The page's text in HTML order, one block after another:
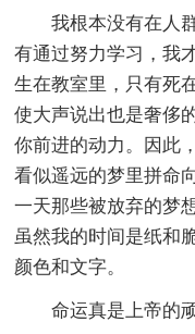
我根本没有在人
有通过努力学习，我
生在教室里，只有死
使大声说出也是奢侈
你前进的动力。因此
看似遥远的梦里拼命
一天那些被放弃的梦
虽然我的时间是纸和
颜色和文字。
命运真是上帝的